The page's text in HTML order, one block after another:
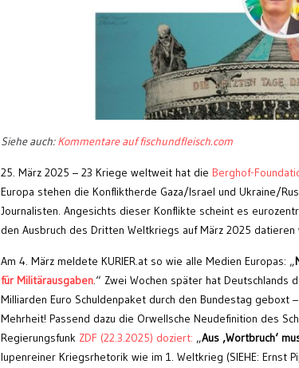
Siehe auch:Kommentare auf fischundfleisch.com
25. März 2025 – 23 Kriege weltweit hat die Berghof-
Europa stehen die Konfliktherde Gaza/Israel und Ukraine/
Journalisten. Angesichts dieser Konflikte scheint es
den Ausbruch des Dritten Weltkriegs auf März 2025 datieren
Am 4. März meldete KURIER.at so wie alle Medien Europas: „
für Militärausgaben.“ Zwei Wochen später hat Deutschlands
Milliarden Euro Schuldenpaket durch den Bundestag geboxt
Mehrheit! Passend dazu die Orwellsche Neudefinition des
Regierungsfunk ZDF (22.3.2025) doziert: „Aus ‚Wortbruch‘
lupenreiner Kriegsrhetorik wie im 1. Weltkrieg (SIEHE: Ernst